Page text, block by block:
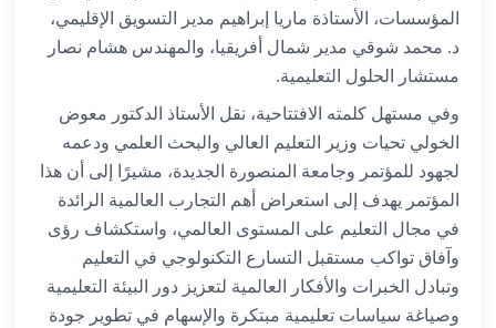
المؤسسات، الأستاذة ماريا إبراهيم مدير التسويق الإقليمي،
د. محمد شوقي مدير شمال أفريقيا، والمهندس هشام نصار
مستشار الحلول التعليمية.
وفي مستهل كلمته الافتتاحية، نقل الأستاذ الدكتور معوض
الخولي تحيات وزير التعليم العالي والبحث العلمي ودعمه
لجهود للمؤتمر وجامعة المنصورة الجديدة، مشيرًا إلى أن هذا
المؤتمر يهدف إلى استعراض أهم التجارب العالمية الرائدة
في مجال التعليم على المستوى العالمي، واستكشاف رؤى
وآفاق تواكب مستقبل التسارع التكنولوجي في التعليم
وتبادل الخبرات والأفكار العالمية لتعزيز دور البيئة التعليمية
وصياغة سياسات تعليمية مبتكرة والإسهام في تطوير جودة